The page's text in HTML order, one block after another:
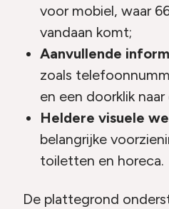
voor mobiel, waar
vandaan komt;
Aanvullende
zoals
en een doorklik
Heldere visuele
belangrijke
toiletten en horeca.
De plattegrond